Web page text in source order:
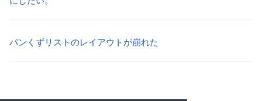
パンくずリストのレイアウトが崩れた